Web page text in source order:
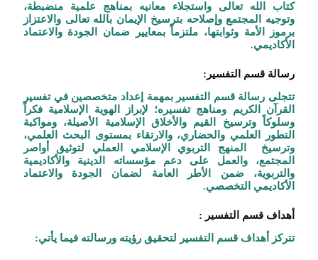
كتاب الله تعالى واستجلاء معانيه بمناهج علمية منضبطة،
وتوجيه المجتمع وإصلاحه بترسيخ الإيمان بالله تعالى والاعتزاز
برموز الأمة وثوابتها، ملتزماً بمعايير ضمان الجودة والاعتماد
الأكاديمي.
رسالة قسم التفسير:
تتجلى رسالة قسم التفسير بمهمة إعداد متخصصين في تفسير
القرآن الكريم ومناهج تفسيره؛ لإبراز الهوية الإسلامية فكراً
وسلوكاً وترسيخ القيم والأخلاق الإسلامية الأصيلة، ومواكبة
التطور العلمي والحضاري، والارتقاء بمستوى البحث العلمي،
وترسيخ المنهج التربوي الإسلامي العملي لتوثيق أواصر
المجتمع، والعمل على دعم مؤسساته الدينية والأكاديمية
والتربوية، ضمن الأطر العامة لضمان الجودة والاعتماد
الأكاديمي التخصصي.
أهداف قسم التفسير :
تتركز أهداف قسم التفسير لتحقيق رؤيته ورسالته فيما يأتي: